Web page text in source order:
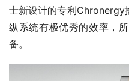
士新设计的专利Chronergy
纵系统有极优秀的效率，
备。